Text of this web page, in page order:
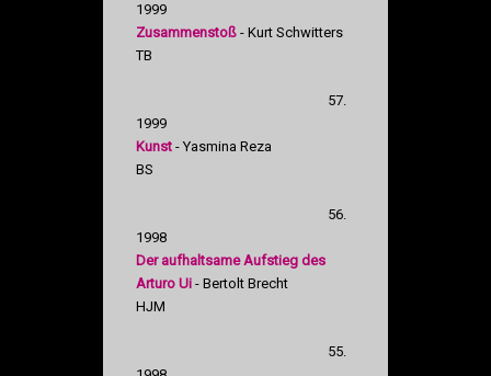
1999
Zusammenstoß - Kurt Schwitters
TB
57.
1999
Kunst - Yasmina Reza
BS
56.
1998
Der aufhaltsame Aufstieg des
Arturo Ui - Bertolt Brecht
HJM
55.